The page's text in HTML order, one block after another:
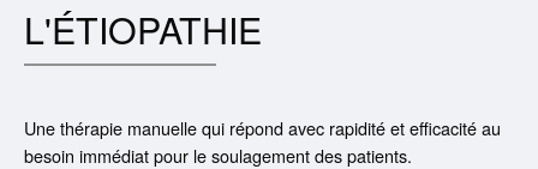
L'ÉTIOPATHIE
Une thérapie manuelle qui répond avec rapiditéetefficacitéau
besoin immédiat pour lesoulagement des patients.